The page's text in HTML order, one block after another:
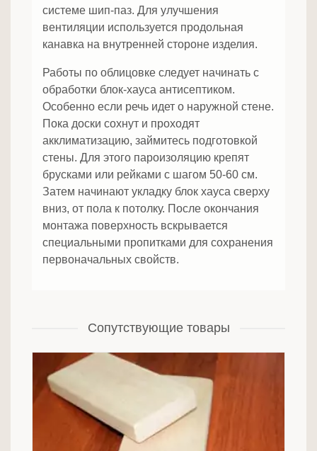
системе шип-паз. Для улучшения
вентиляции используется продольная
канавка на внутренней стороне изделия.
Работы по облицовке следует начинать с
обработки блок-хауса антисептиком.
Особенно если речь идет о наружной стене.
Пока доски сохнут и проходят
акклиматизацию, займитесь подготовкой
стены. Для этого пароизоляцию крепят
брусками или рейками с шагом 50-60 см.
Затем начинают укладку блок хауса сверху
вниз, от пола к потолку. После окончания
монтажа поверхность вскрывается
специальными пропитками для сохранения
первоначальных свойств.
Сопутствующие товары